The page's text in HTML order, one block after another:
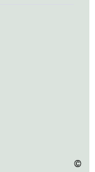
©